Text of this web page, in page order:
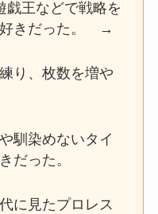
戯王などで戦略を
好きだった。 →
り、枚数を増や
った。
めないタイ
好きだった。
見たプロレス